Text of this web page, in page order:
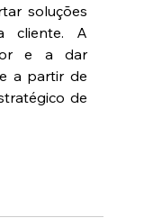
soluções
cliente. A
e a dar
a partir de
de